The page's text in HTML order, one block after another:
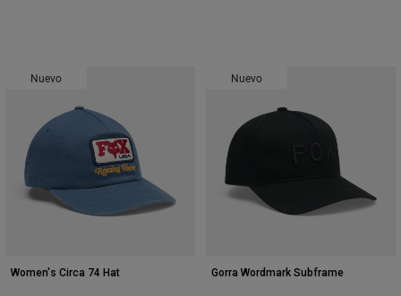
Nuevo
Women's Circa 74 Hat
Nuevo
Gorra Wordmark Subframe